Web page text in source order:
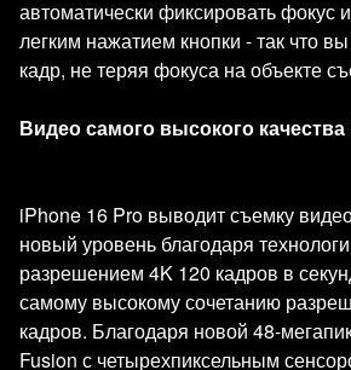
автоматически фиксировать фокус
легким нажатием кнопки - так что
кадр, не теряя фокуса на объекте
Видео самого высокого
iPhone 16 Pro выводит съемку
новый уровень благодаря
разрешением 4K 120 кадров в
самому высокому сочетанию
кадров. Благодаря новой 48-
Fusion с четырехпиксельным